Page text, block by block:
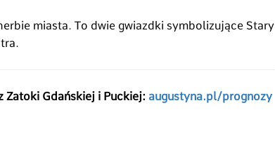
miasta. To dwie gwiazdki symbolizujące Stary
Zatoki Gdańskiej i Puckiej: augustyna.pl/prognozy